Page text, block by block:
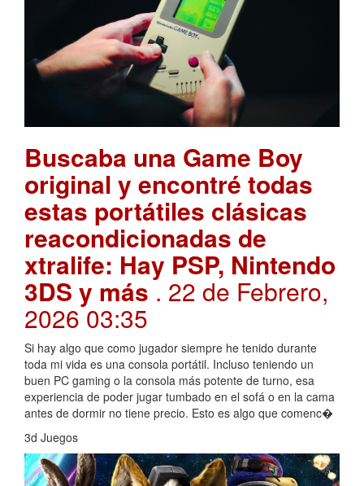
Buscaba una Game Boy
original y encontré todas
estas portátiles clásicas
reacondicionadas de
xtralife: Hay PSP, Nintendo
3DS y más. 22 de Febrero,
2026 03:35
Si hay algo que como jugador siempre he tenido durante
toda mi vida es una consola portátil. Incluso teniendo un
buen PC gaming o la consola más potente de turno, esa
experiencia de poder jugar tumbado en el sofá o en la cama
antes de dormir no tiene precio. Esto es algo que comenc�
3d Juegos